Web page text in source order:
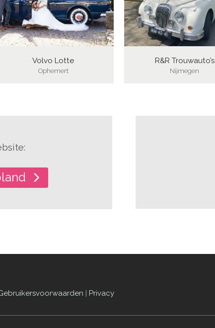
Volvo Lotte
Ophemert
R&R Trouwauto’s
Nijmegen
| Privacy